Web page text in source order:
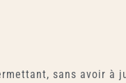
sans avoir à